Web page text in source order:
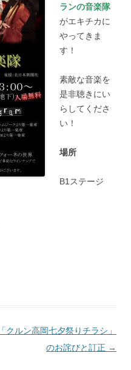
ランの音楽隊
がエキチカに
やってきま
す！
素敵な音楽を
是非聴きにい
らしてくださ
い！
場所
B1ステージ
「クルン高岡七夕祭りチラシ」
のお詫びと訂正 →